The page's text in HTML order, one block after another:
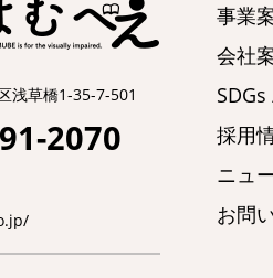
浅草橋1-35-7-501
2070
事業
会社
SDGs
採用
ニュ
お問